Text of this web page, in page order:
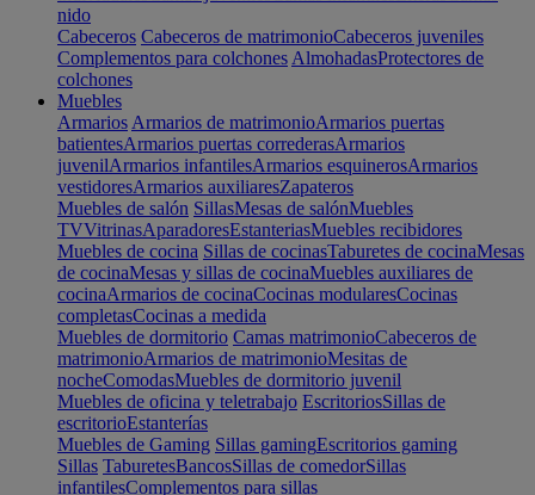
nido
Cabeceros Cabeceros de matrimonioCabeceros juveniles
Complementos para colchones AlmohadasProtectores de
colchones
Muebles
Armarios Armarios de matrimonioArmarios puertas
batientesArmarios puertas correderasArmarios
juvenilArmarios infantilesArmarios esquinerosArmarios
vestidoresArmarios auxiliaresZapateros
Muebles de salón SillasMesas de salónMuebles
TVVitrinasAparadoresEstanteriasMuebles recibidores
Muebles de cocina Sillas de cocinasTaburetes de cocinaMesas
de cocinaMesas y sillas de cocinaMuebles auxiliares de
cocinaArmarios de cocinaCocinas modularesCocinas
completasCocinas a medida
Muebles de dormitorio Camas matrimonioCabeceros de
matrimonioArmarios de matrimonioMesitas de
nocheComodasMuebles de dormitorio juvenil
Muebles de oficina y teletrabajo EscritoriosSillas de
escritorioEstanterías
Muebles de Gaming Sillas gamingEscritorios gaming
Sillas TaburetesBancosSillas de comedorSillas
infantilesComplementos para sillas